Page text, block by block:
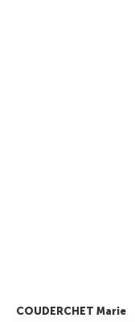
COUDERCHET Marie